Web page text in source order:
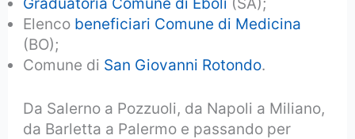
Graduatoria Comune di Eboli (SA);
Elenco beneficiari Comune di Medicina
(BO);
Comune di San Giovanni Rotondo.
Da Salerno a Pozzuoli, da Napoli a Miliano,
da Barletta a Palermo e passando per